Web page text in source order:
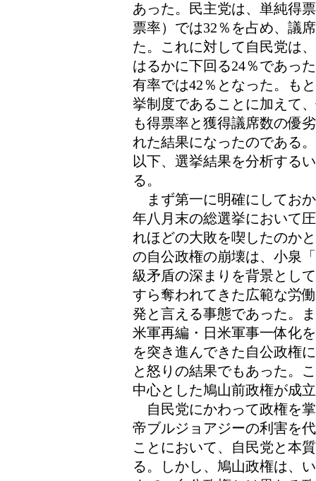
あった。民主党は、単純得
票率）では32％を占め、議
た。これに対して自民党は
はるかに下回る24％であっ
有率では42％となった。も
挙制度であることに加えて
も得票率と獲得議席数の優
れた結果になったのである
以下、選挙結果を分析する
る。
まず第一に明確にしてお
年八月末の総選挙において
れほどの大敗を喫したのか
の自公政権の崩壊は、小泉
級矛盾の深まりを背景とし
すら奪われてきた広範な労
発と言える事態であった。
米軍再編・日米軍事一体化
を突き進んできた自公政権
と怒りの結果でもあった。
中心とした鳩山前政権が成
自民党にかわって政権を
帝ブルジョアジーの利害を
ことにおいて、自民党と本
る。しかし、鳩山政権は、